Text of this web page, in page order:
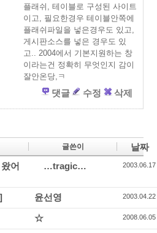
플래쉬, 테이블로 구성된 사이트
이고, 필요한경우 테이블안쪽에
플래쉬파일을 넣은경우도 있고,
게시판소스를 넣은 경우도 있
고.. 2004에서 기본지원하는 창
이라는건 정확히 무엇인지 감이
잘안온당,ㅋ
댓글 수정 삭제
글쓴이 날짜
어
…tragic… 2003.06.17
윤선영 2003.04.22
☆ 2008.06.05